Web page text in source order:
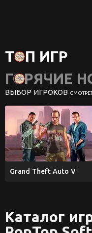
ТОП ИГР
ГОРЯЧИЕ
ВЫБОР ИГРОКОВ
Grand Theft Auto V
Каталог